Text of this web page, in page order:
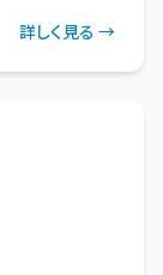
詳しく見る →